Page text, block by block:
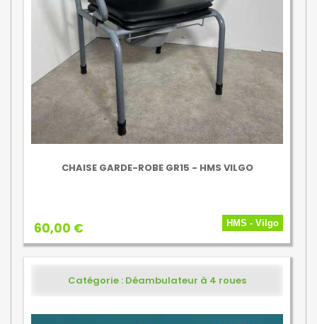
CHAISE GARDE-ROBE GR15 - HMS VILGO
60,00 € HMS - Vilgo
Catégorie : Déambulateur à 4 roues